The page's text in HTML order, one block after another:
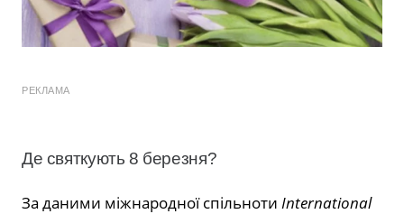
РЕКЛАМА
Де святкують 8 березня?
За даними міжнародної спільноти International